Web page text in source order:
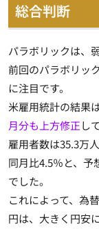
総合判断
パラボリックは、
前回のパラボリッ
に注目です。
米雇用統計の結果
月分も上方修正し
雇用者数は35.3万
同月比4.5％と、予
でした。
これによって、為
円は、大きく円安